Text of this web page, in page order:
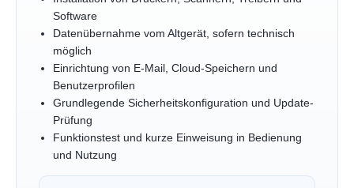
Software
Datenübernahme vom Altgerät, sofern technisch
möglich
Einrichtung von E-Mail, Cloud-Speichern und
Benutzerprofilen
Grundlegende Sicherheitskonfiguration und Update-
Prüfung
Funktionstest und kurze Einweisung in Bedienung
und Nutzung